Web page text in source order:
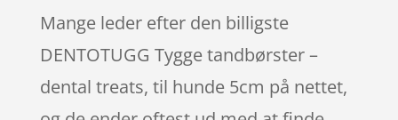
mmelser
Mange leder efter den billigste
DENTOTUGG Tygge tandbørster –
dental treats, til hunde 5cm på nettet,